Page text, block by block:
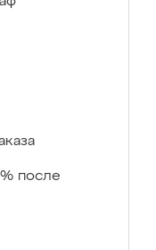
после